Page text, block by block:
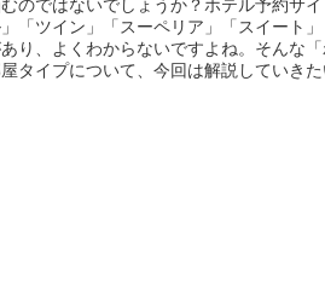
のではないでしょうか？ホテル予約サ
「ツイン」「スーペリア」「スイート
り、よくわからないですよね。そんな
タイプについて、今回は解説していきた